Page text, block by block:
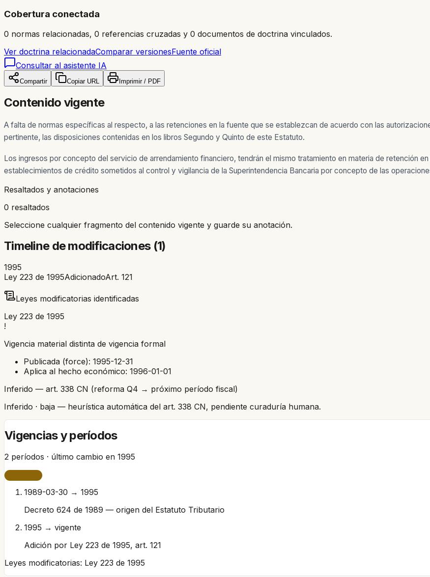
Cobertura conectada
0 normas relacionadas, 0 referencias cruzadas y 0 documentos de doctrina vinculados.
Ver doctrina relacionadaComparar versionesFuente oficial
Consultar al asistente IA
Compartir Copiar URL Imprimir / PDF
Contenido vigente
A falta de normas específicas al respecto, a las retenciones en la fuente que se establezcan de acuerdo con las
pertinente, las disposiciones contenidas en los libros Segundo y Quinto de este Estatuto.
Los ingresos por concepto del servicio de arrendamiento financiero, tendrán el mismo tratamiento en materia de retención
establecimientos de crédito sometidos al control y vigilancia de la Superintendencia Bancaria por concepto de las
Resaltados y anotaciones
0 resaltados
Seleccione cualquier fragmento del contenido vigente y guarde su anotación.
Timeline de modificaciones (1)
1995
Ley 223 de 1995AdicionadoArt. 121
Leyes modificatorias identificadas
Ley 223 de 1995
!
Vigencia material distinta de vigencia formal
Publicada (force): 1995-12-31
Aplica al hecho económico: 1996-01-01
Inferido — art. 338 CN (reforma Q4 → próximo período fiscal)
Inferido · baja — heurística automática del art. 338 CN, pendiente curaduría humana.
Vigencias y períodos
2 períodos · último cambio en 1995
1989-03-30 → 1995
Decreto 624 de 1989 — origen del Estatuto Tributario
1995 → vigente
Adición por Ley 223 de 1995, art. 121
Leyes modificatorias: Ley 223 de 1995